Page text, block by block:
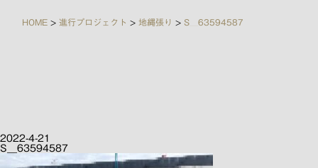
HOME >進行プロジェクト >地縄張り > S__63594587
2022-4-21
S__63594587